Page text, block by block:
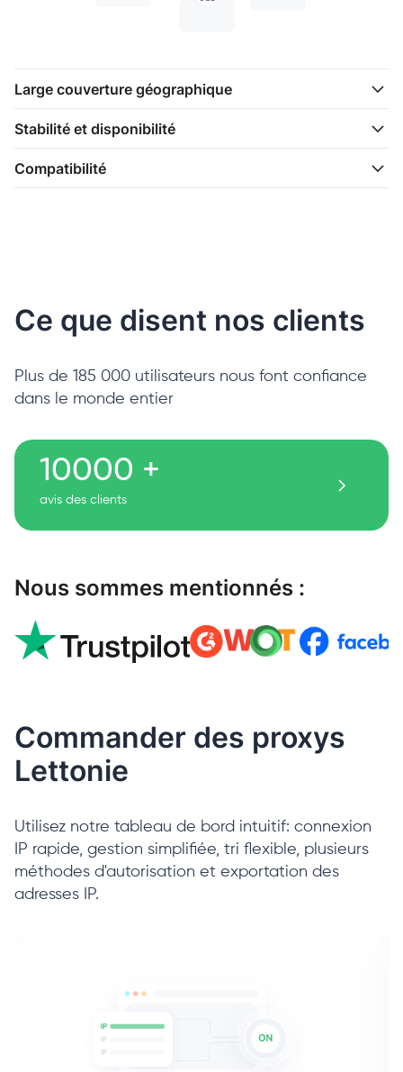
Large couverture géographique
Stabilité et disponibilité
Compatibilité
Ce que disent nos clients
Plus de 185 000 utilisateurs nous font confiance
dans le monde entier
10000 +
avis des clients
Nous sommes mentionnés :
Commander des proxys
Lettonie
Utilisez notre tableau de bord intuitif: connexion
IP rapide, gestion simplifiée, tri flexible, plusieurs
méthodes d'autorisation et exportation des
adresses IP.